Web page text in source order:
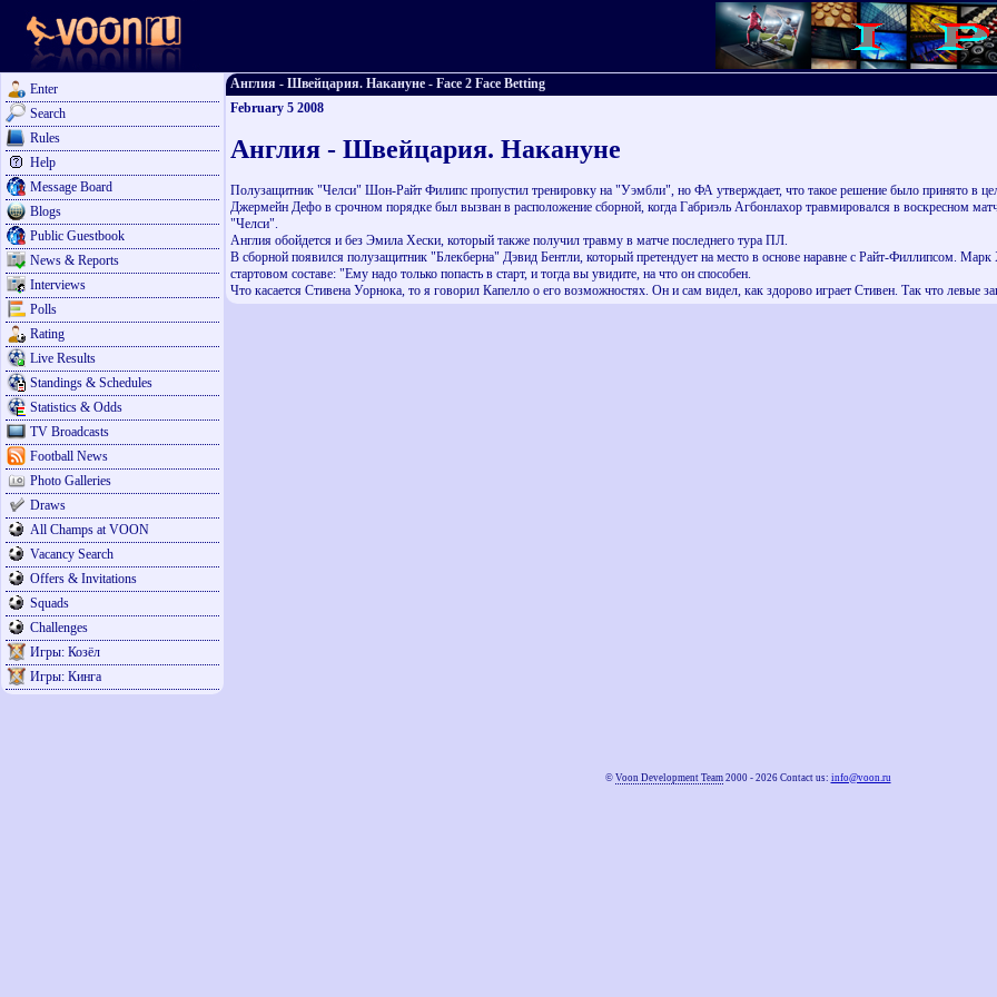
Enter
Search
Rules
Help
Message Board
Blogs
Public Guestbook
News & Reports
Interviews
Polls
Rating
Live Results
Standings & Schedules
Statistics & Odds
TV Broadcasts
Football News
Photo Galleries
Draws
All Champs at VOON
Vacancy Search
Offers & Invitations
Squads
Challenges
Игры: Козёл
Игры: Кинга
Англия - Швейцария. Накануне - Face 2 Face Betting
February 5 2008
Англия - Швейцария. Накануне
Полузащитник "Челси" Шон-Райт Филипс пропустил тренировку на "Уэмбли", но ФА утверждает, что такое решение было принято в
Джермейн Дефо в срочном порядке был вызван в расположение сборной, когда Габриэль Агбонлахор травмировался в воскресном
"Челси".
Англия обойдется и без Эмила Хески, который также получил травму в матче последнего тура ПЛ.
В сборной появился полузащитник "Блекберна" Дэвид Бентли, который претендует на место в основе наравне с Райт-Филлипсом.
стартовом составе: "Ему надо только попасть в старт, и тогда вы увидите, на что он способен.
Что касается Стивена Уорнока, то я говорил Капелло о его возможностях. Он и сам видел, как здорово играет Стивен. Так что
© Voon Development Team2000 - 2026 Contact us: info@voon.ru